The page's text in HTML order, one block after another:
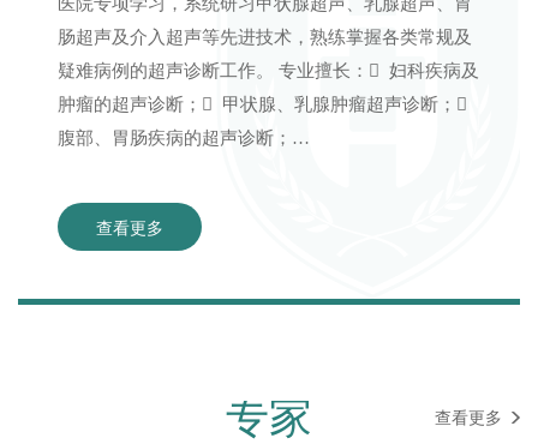
肠超声及介入超声等先进技术，熟练掌握各类常规及
疑难病例的超声诊断工作。 专业擅长： 妇科疾病及
肿瘤的超声诊断； 甲状腺、乳腺肿瘤超声诊断；
腹部、胃肠疾病的超声诊断；…
查看更多
专家 查看更多